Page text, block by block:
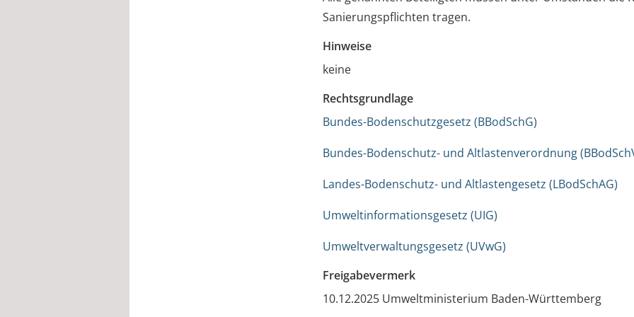
Sanierungspflichten tragen.
Hinweise
keine
Rechtsgrundlage
Bundes-Bodenschutzgesetz (BBodSchG)
Bundes-Bodenschutz- und Altlastenverordnung
Landes-Bodenschutz- und Altlastengesetz (LBodSchAG)
Umweltinformationsgesetz (UIG)
Umweltverwaltungsgesetz (UVwG)
Freigabevermerk
10.12.2025 Umweltministerium Baden-Württemberg